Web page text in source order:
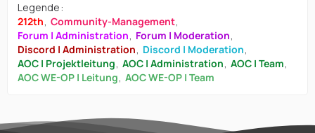
Legende
212th Community-Management
Forum | Administration
Forum | Moderation
Discord | Administration
Discord | Moderation
AOC | Projektleitung AOC | Administration AOC | Team
AOC WE-OP | Leitung AOC WE-OP | Team